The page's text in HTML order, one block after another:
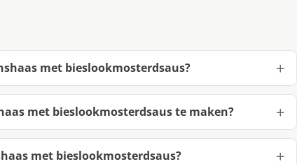
met bieslookmosterdsaus?
met bieslookmosterdsaus te maken?
met bieslookmosterdsaus?